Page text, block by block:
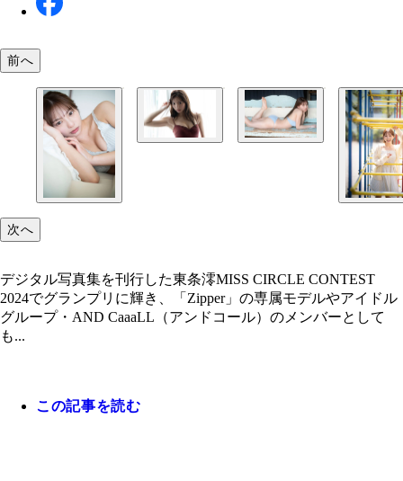
前へ
次へ
デジタル写真集を刊行した東条澪MISS CIRCLE CONTEST
2024でグランプリに輝き、「Zipper」の専属モデルやアイドル
グループ・AND CaaaLL（アンドコール）のメンバーとして
も...
この記事を読む